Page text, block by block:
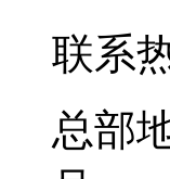
联系
总部